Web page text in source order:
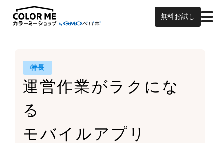
無料お試し
特長
運営作業がラクにな
る
モバイルアプリ